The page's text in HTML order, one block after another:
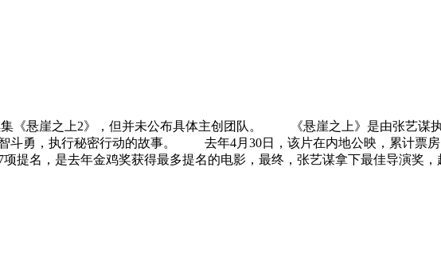
悬崖之上2》，但并未公布具体主创团队。 《悬崖之上》是由张艺谋执
斗勇，执行秘密行动的故事。 去年4月30日，该片在内地公映，累计票房
提名，是去年金鸡奖获得最多提名的电影，最终，张艺谋拿下最佳导演奖